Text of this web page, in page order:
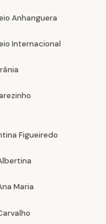
Anhanguera
Internacional
Figueiredo
Maria